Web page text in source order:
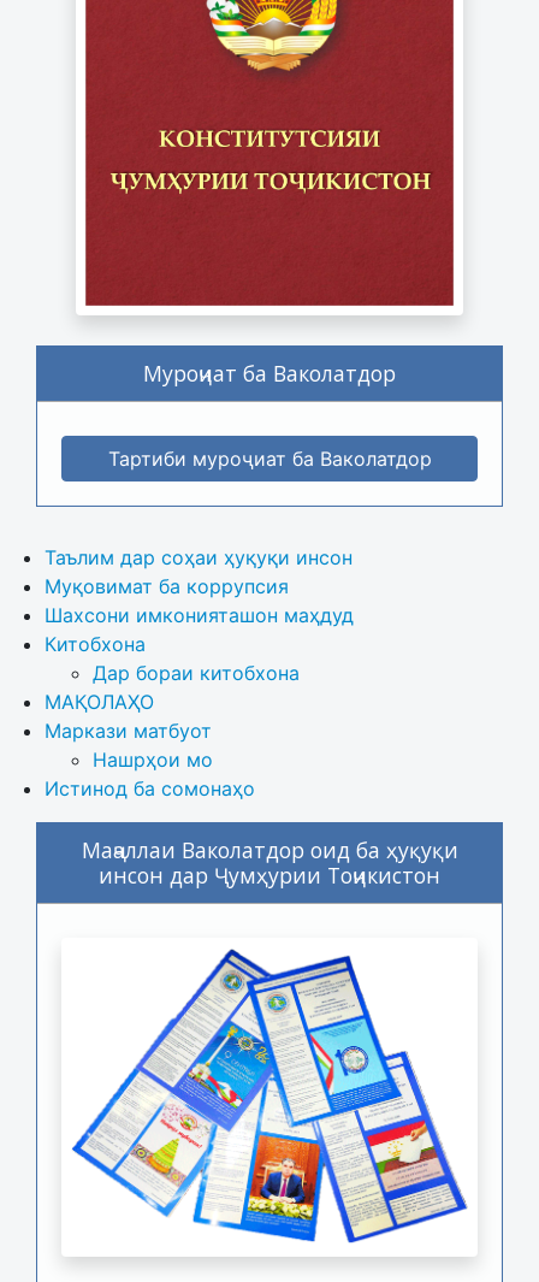
Муроҷиат ба Ваколатдор
Тартиби муроҷиат ба Ваколатдор
Таълим дар соҳаи ҳуқуқи инсон
Муқовимат ба коррупсия
Шахсони имконияташон маҳдуд
Китобхона
Дар бораи китобхона
МАҚОЛАҲО
Маркази матбуот
Нашрҳои мо
Истинод ба сомонаҳо
Маҷаллаи Ваколатдор оид ба ҳуқуқи
инсон дар Ҷумҳурии Тоҷикистон